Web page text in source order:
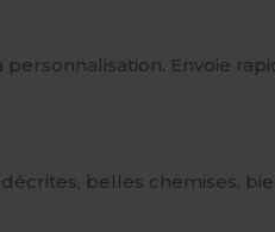
Envoie
belles chemises,